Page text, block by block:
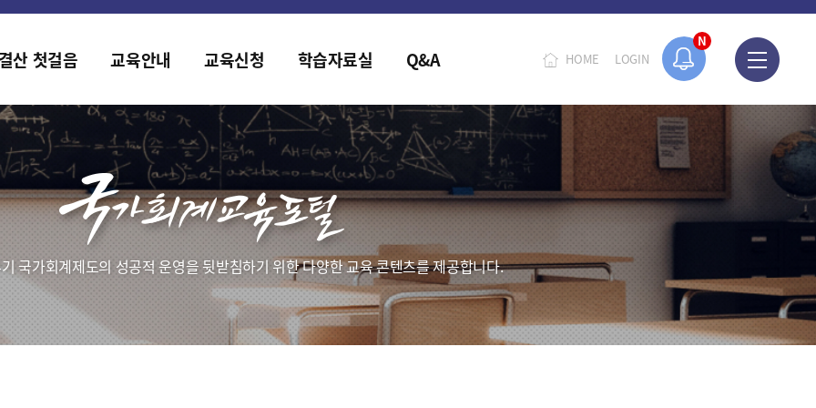
N
홈페이지가 새롭게 개편되었습니다.
HOME LOGIN
산 첫걸음 교육안내 교육신청 학습자료실 Q&A
국가회계제도의 성공적 운영을 뒷받침하기 위한 다양한 교육 콘텐츠를 제공합니다.